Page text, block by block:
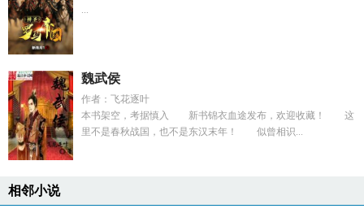
...
魏武侯
作者：飞花逐叶
本书架空，考据慎入 新书锦衣血途发布，欢迎收藏！ 这
里不是春秋战国，也不是东汉末年！ 似曾相识...
相邻小说